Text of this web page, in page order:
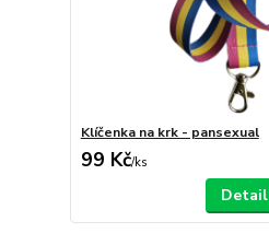
Klíčenka na krk - pansexual
99 Kč/ks
Detail